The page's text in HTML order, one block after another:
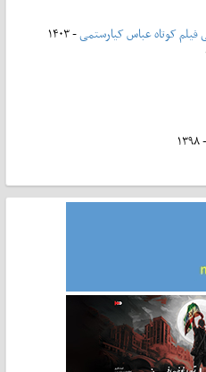
فیلم کوتاه عباس کیارستمی- ۱۴۰۳